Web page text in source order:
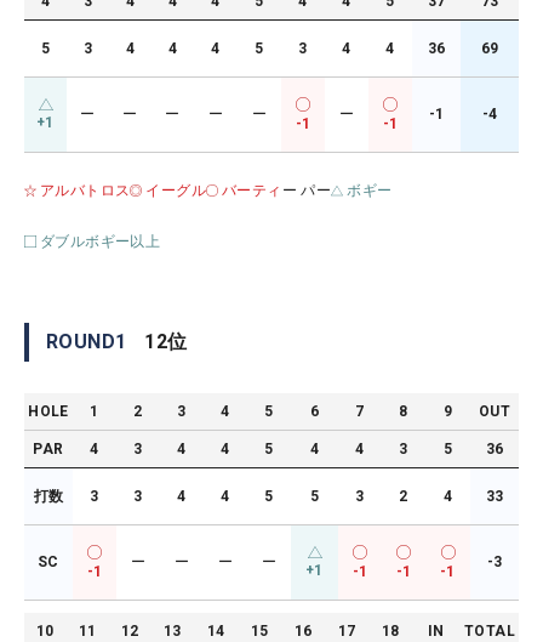
5 3 4 4 4 5 3 4 4 36 69
+1 ー ー ー ー ー
-1
ー
-1
-1 -4
アルバトロス イーグル バーティ ー パー ボギー
ダブルボギー以上
ROUND1 12位
HOLE 1 2 3 4 5 6 7 8 9 OUT
PAR 4 3 4 4 5 4 4 3 5 36
打数 3 3 4 4 5 5 3 2 4 33
SC
-1
ー ー ー ー +1 -1 -1 -1
-3
10 11 12 13 14 15 16 17 18 IN TOTAL